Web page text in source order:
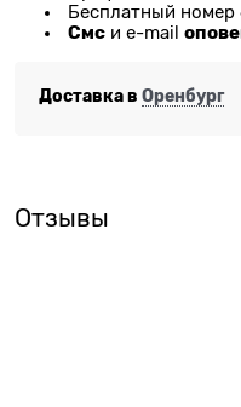
Бесплатный номер
Смс и e-mail
Доставка в Оренбург
Отзывы